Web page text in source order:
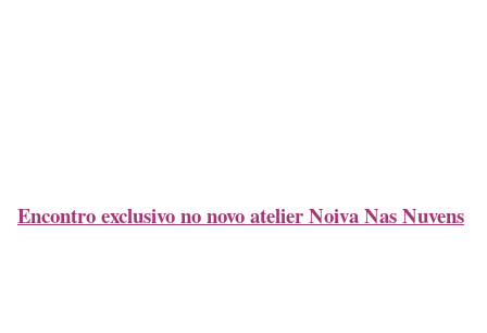
Encontro exclusivo no novo atelier Noiva Nas Nuvens